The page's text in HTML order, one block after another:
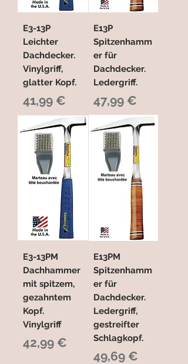
E3-13P
Leichter
Dachdecker.
Vinylgriff,
glatter Kopf.
Preis
41,99 €
E13P
Spitzenhamm
er für
Dachdecker.
Ledergriff.
Preis
47,99 €
E3-13PM
Dachhammer
mit spitzem,
gezahntem
Kopf.
Vinylgriff
Preis
42,99 €
E13PM
Spitzenhamm
er für
Dachdecker.
Ledergriff,
gestreifter
Schlagkopf.
Preis
49,69 €